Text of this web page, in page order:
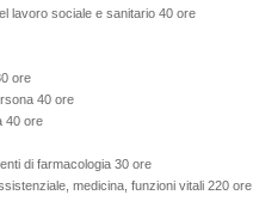
lavoro sociale e sanitario 40 ore
ore
40 ore
40 ore
di farmacologia 30 ore
medicina, funzioni vitali 220 ore